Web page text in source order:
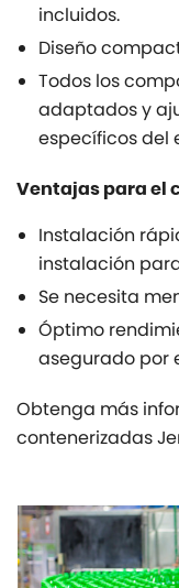
incluidos.
Diseño
Todos los
adaptados y
específicos del
Ventajas para el
Instalación
instalación
Se necesita
Óptimo
asegurado por
Obtenga más
contenerizadas